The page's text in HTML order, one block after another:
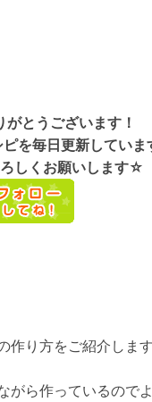
とうございます！
を毎日更新していま
しくお願いします☆
り方をご紹介します
がら作っているので